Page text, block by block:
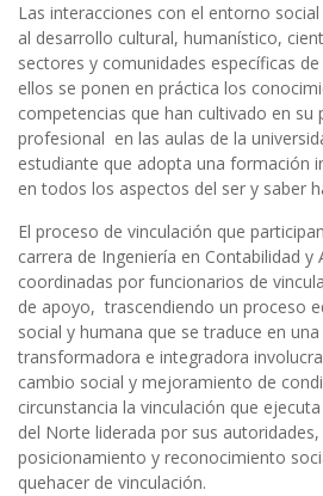
Las interacciones con el entorno
al desarrollo cultural, humanístico,
sectores y comunidades específicas
ellos se ponen en práctica los
competencias que han cultivado en
profesional en las aulas de la
estudiante que adopta una formación
en todos los aspectos del ser y saber
El proceso de vinculación que
carrera de Ingeniería en Contabilidad y
coordinadas por funcionarios de
de apoyo, trascendiendo un proceso
social y humana que se traduce en
transformadora e integradora
cambio social y mejoramiento de
circunstancia la vinculación que
del Norte liderada por sus
posicionamiento y reconocimiento
quehacer de vinculación.